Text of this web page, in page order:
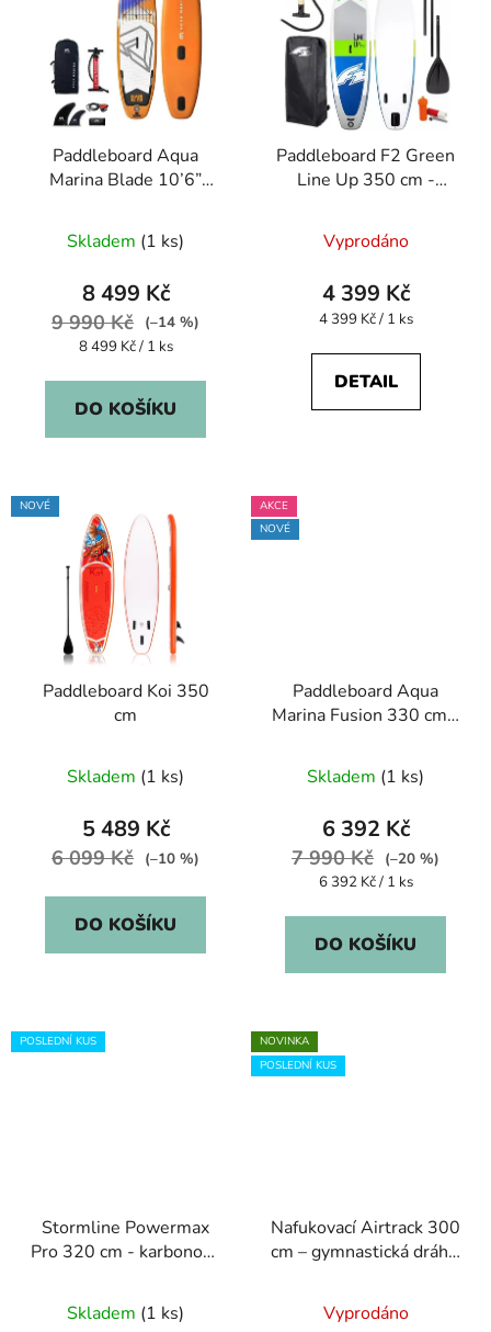
Paddleboard Aqua
Marina Blade 10’6”
připojení
windsurfingové plachty
Skladem (1 ks)
8 499 Kč
9 990 Kč
(–14 %)
Měrná
8 499 Kč / 1 ks
DO KOŠÍKU
Paddleboard F2 Green
Line Up 350 cm -
Vyprodáno
4 399 Kč
Měrná
4 399 Kč / 1 ks
DETAIL
NOVÉ
Paddleboard Koi 350
cm
Skladem (1 ks)
5 489 Kč
6 099 Kč (–10 %)
DO KOŠÍKU
AKCE
NOVÉ
Paddleboard Aqua
Marina Fusion 330 cm -
Skladem (1 ks)
6 392 Kč
7 990 Kč
(–20 %)
Měrná
6 392 Kč / 1 ks
DO KOŠÍKU
POSLEDNÍ KUS
Stormline Powermax
Pro 320 cm - karbonové
Skladem (1 ks)
NOVINKA
POSLEDNÍ KUS
Nafukovací Airtrack 300
cm – gymnastická dráha,
molo
Vyprodáno